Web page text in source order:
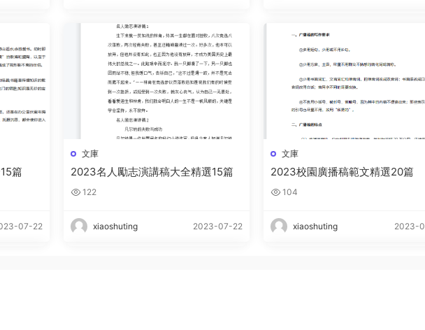
篇
07-22
文庫
2023名人勵志演講稿大全精選15篇
122
xiaoshuting 2023-07-22
文庫
2023校園廣播稿範文精選20篇
104
xiaoshuting 2023-